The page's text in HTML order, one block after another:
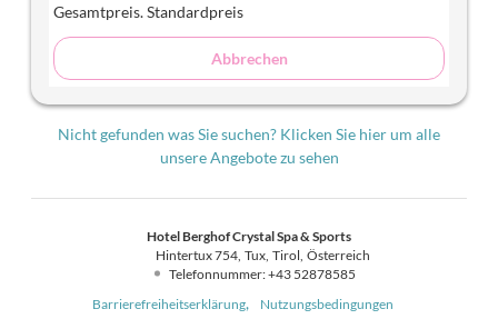
Gesamtpreis. Standardpreis
Abbrechen
Nicht gefunden was Sie suchen? Klicken Sie hier um alle
unsere Angebote zu sehen
Hotel Berghof Crystal Spa & Sports
Hintertux 754 Tux Tirol Österreich
Telefonnummer:+43 52878585
Barrierefreiheitserklärung
Nutzungsbedingungen